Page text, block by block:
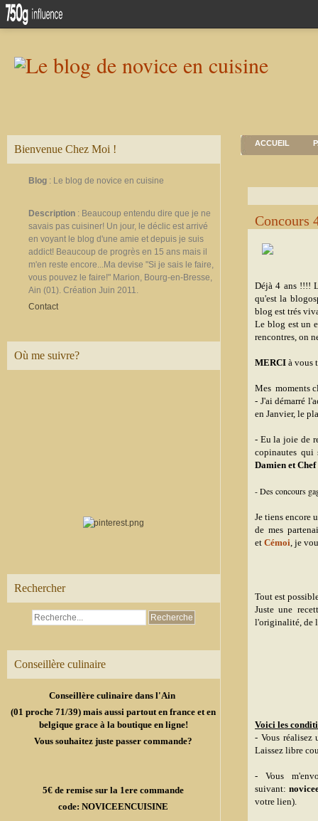
Bienvenue Chez Moi !
Blog : Le blog de novice en cuisine
Description : Beaucoup entendu dire que je ne
savais pas cuisiner! Un jour, le déclic est arrivé
en voyant le blog d'une amie et depuis je suis
addict! Beaucoup de progrès en 15 ans mais il
m'en reste encore...Ma devise "Si je sais le faire,
vous pouvez le faire!" Marion, Bourg-en-Bresse,
Ain (01). Création Juin 2011.
Contact
Où me suivre?
Rechercher
Conseillère culinaire
Conseillère culinaire dans l'Ain
(01 proche 71/39) mais aussi partout en france et en
belgique grace à la boutique en ligne!
Vous souhaitez juste passer commande?
5€ de remise sur la 1ere commande
code: NOVICEENCUISINE
ACCUEIL
Concours
Déjà 4 ans !!!!
qu'est la
blog est trés
Le blog est un
rencontres, on
MERCI à vous
Mes moments
- J'ai démarré
en Janvier, le
- Eu la joie de
copinautes
Damien et
- Des concours
Je tiens encore
de mes
et Cémoi, je
Tout est
Juste une
l'originalité, de
Voici les
- Vous réalisez
Laissez libre
- Vous
suivant:
votre lien).